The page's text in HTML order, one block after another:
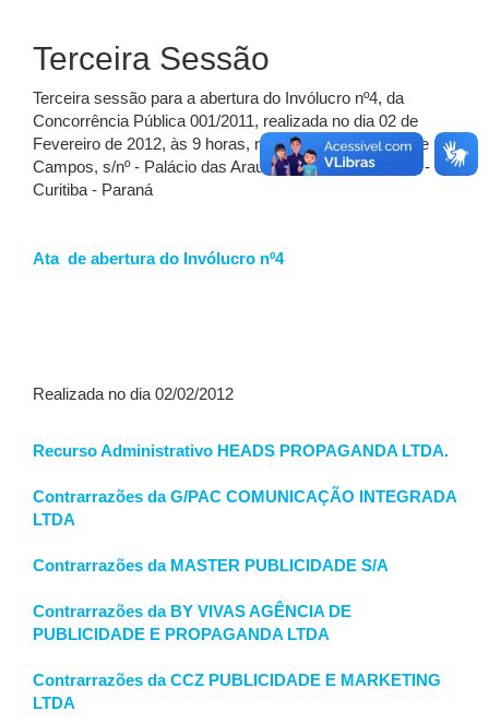
Terceira Sessão
Terceira sessão para a abertura do Invólucro nº4, da
Concorrência Pública 001/2011, realizada no dia 02 de
Fevereiro de 2012, às 9 horas, na Rua Jacy Loureiro de
Campos, s/nº - Palácio das Araucárias - Centro Cívico -
Curitiba - Paraná
Ata de abertura do Invólucro nº4
Realizada no dia 02/02/2012
Recurso Administrativo HEADS PROPAGANDA LTDA.
Contrarrazões da G/PAC COMUNICAÇÃO INTEGRADA
LTDA
Contrarrazões da MASTER PUBLICIDADE S/A
Contrarrazões da BY VIVAS AGÊNCIA DE
PUBLICIDADE E PROPAGANDA LTDA
Contrarrazões da CCZ PUBLICIDADE E MARKETING
LTDA